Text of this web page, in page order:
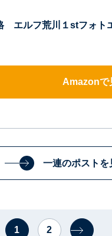
エルフ荒川１stフォト
Amazonで
一連のポストを
1 2